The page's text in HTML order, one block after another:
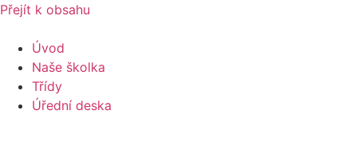
Přejít k obsahu
Úvod
Naše školka
Třídy
Úřední deska